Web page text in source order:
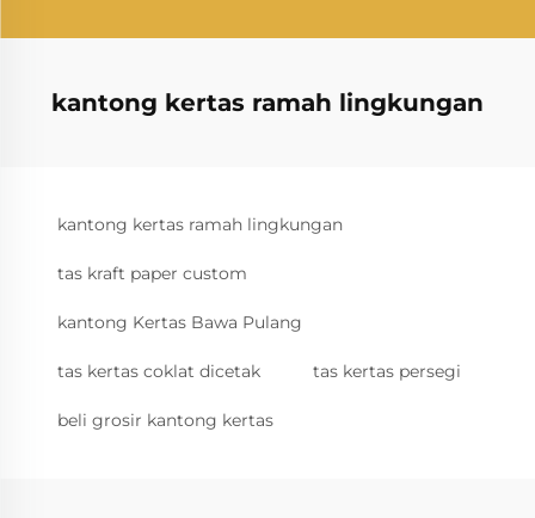
kantong kertas ramah lingkungan
kantong kertas ramah lingkungan
tas kraft paper custom
kantong Kertas Bawa Pulang
tas kertas coklat dicetak tas kertas persegi
beli grosir kantong kertas